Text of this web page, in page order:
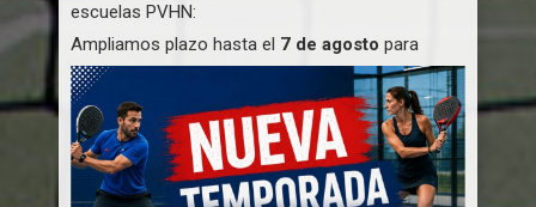
escuelas PVHN:
Ampliamos plazo hasta el 7 de agosto para
reservar tu plaza....INSCRÍBETE.
Pasado este plazo no podremos asegurarte
seguir en tu horario anterior.
OS ESPERAMOS....
PODÉIS INSCRIBIROS DIRECTAMENTE AQUÍ